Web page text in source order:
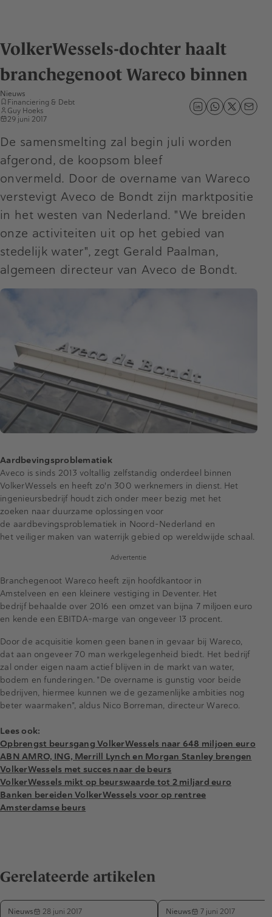
VolkerWessels-dochter haalt
branchegenoot Wareco binnen
Nieuws
Financiering & Debt
Guy Hoeks
29 juni 2017
De samensmelting zal begin juli worden
afgerond, de koopsom bleef
onvermeld. Door de overname van Wareco
verstevigt Aveco de Bondt zijn marktpositie
in het westen van Nederland. "We breiden
onze activiteiten uit op het gebied van
stedelijk water", zegt Gerald Paalman,
algemeen directeur van Aveco de Bondt.
Aardbevingsproblematiek
Aveco is sinds 2013 voltallig zelfstandig onderdeel binnen
VolkerWessels en heeft zo'n 300 werknemers in dienst. Het
ingenieursbedrijf houdt zich onder meer bezig met het
zoeken naar duurzame oplossingen voor
de aardbevingsproblematiek in Noord-Nederland en
het veiliger maken van waterrijk gebied op wereldwijde schaal.
Advertentie
Branchegenoot Wareco heeft zijn hoofdkantoor in
Amstelveen en een kleinere vestiging in Deventer. Het
bedrijf behaalde over 2016 een omzet van bijna 7 miljoen euro
en kende een EBITDA-marge van ongeveer 13 procent.
Door de acquisitie komen geen banen in gevaar bij Wareco,
dat aan ongeveer 70 man werkgelegenheid biedt. Het bedrijf
zal onder eigen naam actief blijven in de markt van water,
bodem en funderingen. "De overname is gunstig voor beide
bedrijven, hiermee kunnen we de gezamenlijke ambities nog
beter waarmaken", aldus Nico Borreman, directeur Wareco.
Lees ook:
Opbrengst beursgang VolkerWessels naar 648 miljoen euro
ABN AMRO, ING, Merrill Lynch en Morgan Stanley brengen
VolkerWessels met succes naar de beurs
VolkerWessels mikt op beurswaarde tot 2 miljard euro
Banken bereiden VolkerWessels voor op rentree
Amsterdamse beurs
Gerelateerde artikelen
Nieuws 28 juni 2017 Nieuws 7 juni 2017